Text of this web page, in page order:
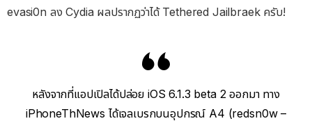
evasi0n ลง Cydia ผลปรากฏว่าได้ Tethered Jailbraek ครับ!
หลังจากที่แอปเปิลได้ปล่อย iOS 6.1.3 beta 2 ออกมา ทาง
iPhoneThNews ได้เจลเบรกบนอุปกรณ์ A4 (redsn0w –